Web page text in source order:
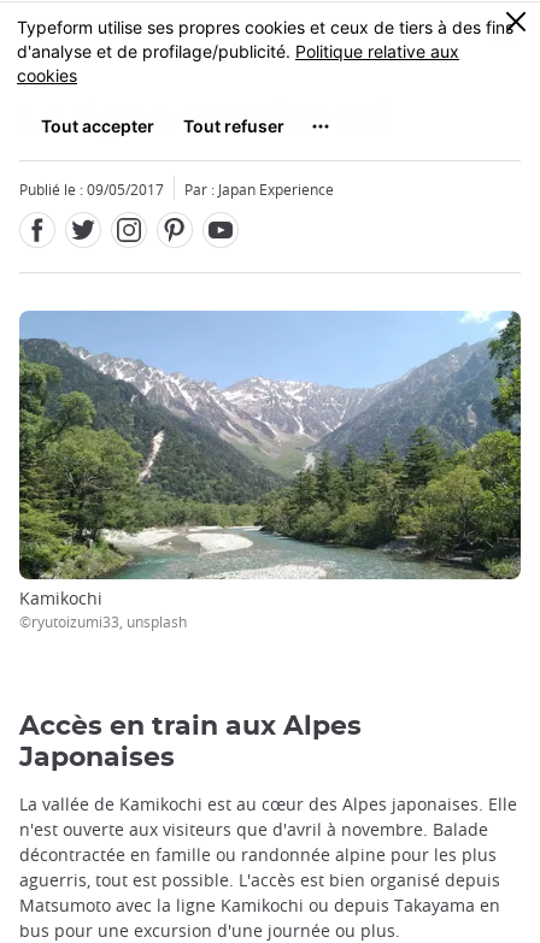
Skip
to
main
MENU
0
La ligne Kamikochi
Publié le : 09/05/2017 Par : Japan Experience
Kamikochi
©ryutoizumi33, unsplash
Accès en train aux Alpes
Japonaises
La vallée de Kamikochi est au cœur des Alpes japonaises. Elle
n'est ouverte aux visiteurs que d'avril à novembre. Balade
décontractée en famille ou randonnée alpine pour les plus
aguerris, tout est possible. L'accès est bien organisé depuis
Matsumoto avec la ligne Kamikochi ou depuis Takayama en
bus pour une excursion d'une journée ou plus.
Fermer